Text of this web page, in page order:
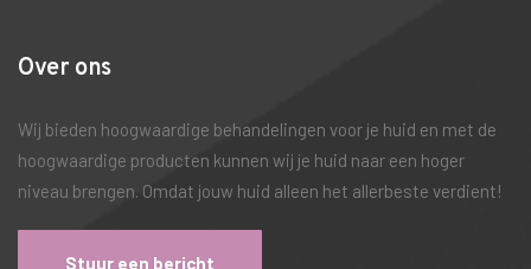
Over ons
Wij bieden hoogwaardige behandelingen voor je huid en met de
hoogwaardige producten kunnen wij je huid naar een hoger
niveau brengen. Omdat jouw huid alleen het allerbeste verdient!
Stuur een bericht